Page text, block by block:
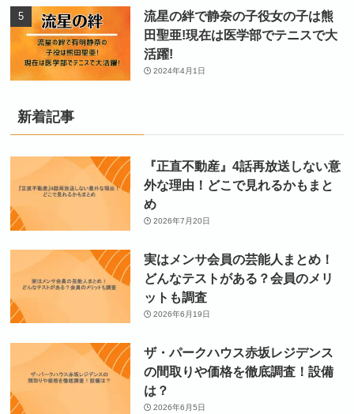
流星の絆で静奈の子役女の子は熊
田聖亜!現在は医学部でテニスで大
活躍!
2024年4月1日
新着記事
『正直不動産』4話再放送しない意
外な理由！どこで見れるかもまと
め
2026年7月20日
実はメンサ会員の芸能人まとめ！
どんなテストがある？会員のメリ
ットも調査
2026年6月19日
ザ・パークハウス赤坂レジデンス
の間取りや価格を徹底調査！設備
は？
2026年6月5日